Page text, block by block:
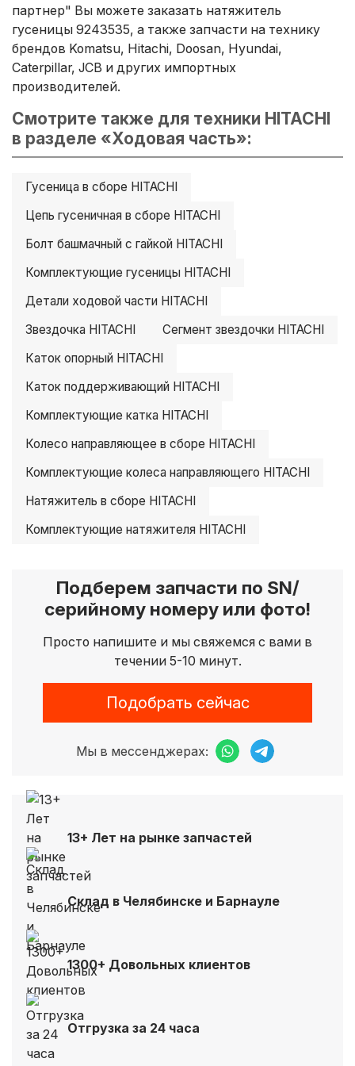
партнер" Вы можете заказать натяжитель
гусеницы 9243535, а также запчасти на технику
брендов Komatsu, Hitachi, Doosan, Hyundai,
Caterpillar, JCB и других импортных
производителей.
Смотрите также для техники HITACHI
в разделе «Ходовая часть»:
Гусеница в сборе HITACHI
Цепь гусеничная в сборе HITACHI
Болт башмачный с гайкой HITACHI
Комплектующие гусеницы HITACHI
Детали ходовой части HITACHI
Звездочка HITACHI
Сегмент звездочки HITACHI
Каток опорный HITACHI
Каток поддерживающий HITACHI
Комплектующие катка HITACHI
Колесо направляющее в сборе HITACHI
Комплектующие колеса направляющего HITACHI
Натяжитель в сборе HITACHI
Комплектующие натяжителя HITACHI
Подберем запчасти по SN/
серийному номеру или фото!
Просто напишите и мы свяжемся с вами в
течении 5-10 минут.
Подобрать сейчас
Мы в мессенджерах:
13+ Лет на рынке запчастей
Склад в Челябинске и Барнауле
1300+ Довольных клиентов
Отгрузка за 24 часа